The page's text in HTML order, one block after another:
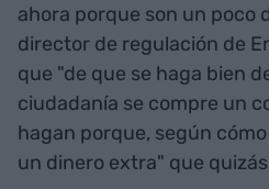
ahora porque son un poco
director de regulación de
que "de que se haga bien
ciudadanía se compre un
hagan porque, según
un dinero extra" que